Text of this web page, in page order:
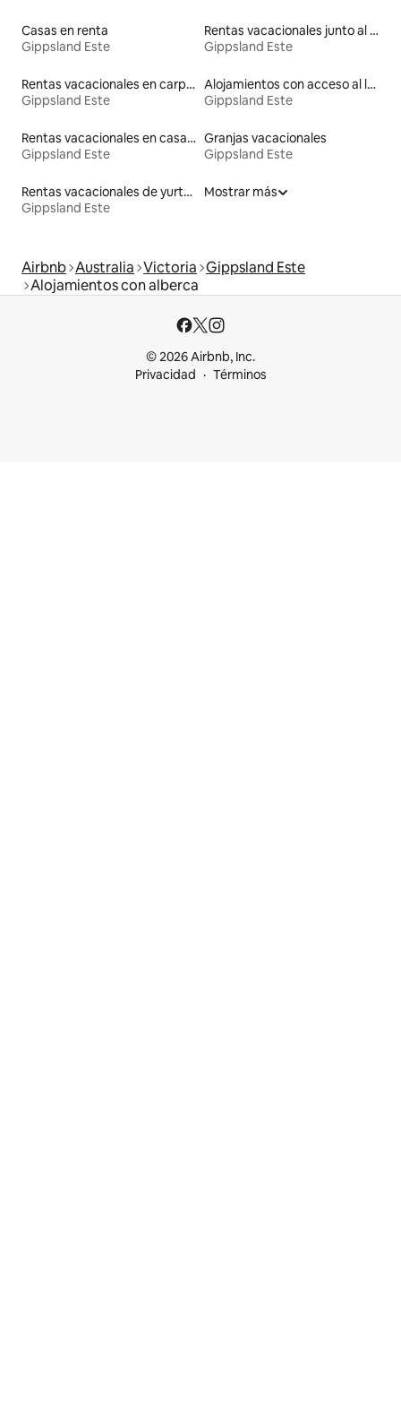
Casas en renta
Gippsland Este
Rentas vacacionales junto al agua
Gippsland Este
Rentas vacacionales en carpas
Gippsland Este
Alojamientos con acceso al lago
Gippsland Este
Rentas vacacionales en casas adosadas
Gippsland Este
Granjas vacacionales
Gippsland Este
Rentas vacacionales de yurtas con jacuzzi
Gippsland Este
Mostrar más
Airbnb Australia Victoria Gippsland Este
Alojamientos con alberca
© 2026 Airbnb, Inc.
Privacidad
Términos